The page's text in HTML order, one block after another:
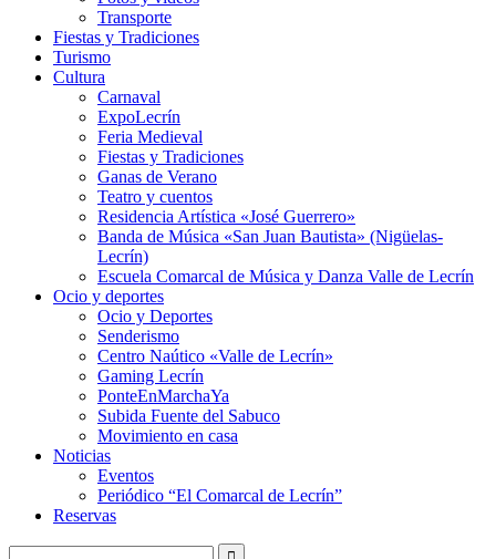
Transporte
Fiestas y Tradiciones
Turismo
Cultura
Carnaval
ExpoLecrín
Feria Medieval
Fiestas y Tradiciones
Ganas de Verano
Teatro y cuentos
Residencia Artística «José Guerrero»
Banda de Música «San Juan Bautista» (Nigüelas-
Lecrín)
Escuela Comarcal de Música y Danza Valle de Lecrín
Ocio y deportes
Ocio y Deportes
Senderismo
Centro Naútico «Valle de Lecrín»
Gaming Lecrín
PonteEnMarchaYa
Subida Fuente del Sabuco
Movimiento en casa
Noticias
Eventos
Periódico “El Comarcal de Lecrín”
Reservas